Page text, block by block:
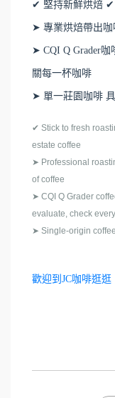
✔ 堅持新鮮烘焙
➤ 專業烘焙帶出咖
➤ CQI Q Grader
關每一杯咖啡
➤ 單一莊園咖啡
✔ Stick to fresh
estate coffee
➤ Professional
of coffee
➤ CQI Q Grader
evaluate, check
➤ Single-origin
歡迎到JC咖啡逛逛